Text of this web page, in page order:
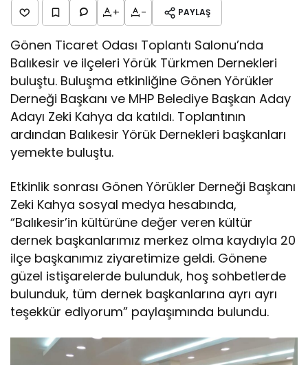
+ - PAYLAŞ
Gönen Ticaret Odası Toplantı Salonu’nda
Balıkesir ve ilçeleri Yörük Türkmen Dernekleri
buluştu. Buluşma etkinliğine Gönen Yörükler
Derneği Başkanı ve MHP Belediye Başkan Aday
Adayı Zeki Kahya da katıldı. Toplantının
ardından Balıkesir Yörük Dernekleri başkanları
yemekte buluştu.
Etkinlik sonrası Gönen Yörükler Derneği Başkanı
Zeki Kahya sosyal medya hesabında,
“Balıkesir’in kültürüne değer veren kültür
dernek başkanlarımız merkez olma kaydıyla 20
ilçe başkanımız ziyaretimize geldi. Gönene
güzel istişarelerde bulunduk, hoş sohbetlerde
bulunduk, tüm dernek başkanlarına ayrı ayrı
teşekkür ediyorum” paylaşımında bulundu.